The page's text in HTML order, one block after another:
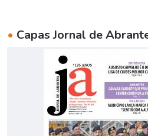
• Capas Jornal de